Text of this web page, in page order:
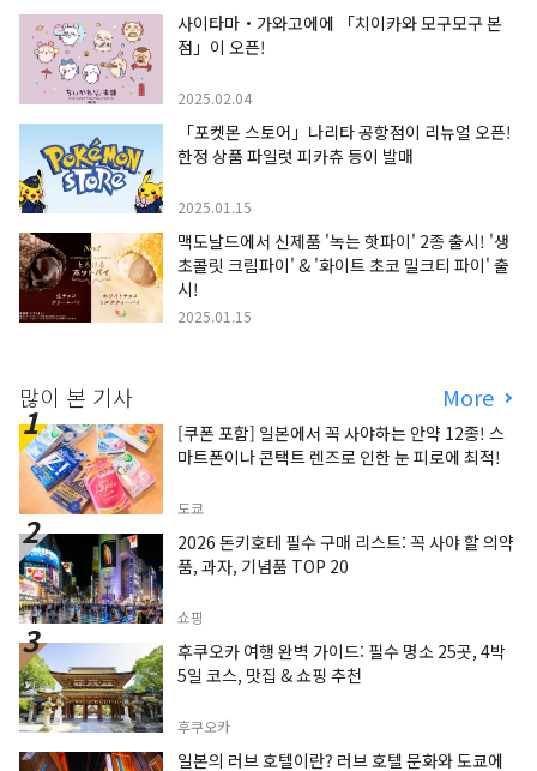
사이타마・가와고에에 「치이카와 모구모구 본
점」이 오픈!
2025.02.04
「포켓몬 스토어」나리타 공항점이 리뉴얼 오픈!
한정 상품 파일럿 피카츄 등이 발매
2025.01.15
맥도날드에서 신제품 '녹는 핫파이' 2종 출시! '생
초콜릿 크림파이' & '화이트 초코 밀크티 파이' 출
시!
2025.01.15
많이 본 기사 More
[쿠폰 포함] 일본에서 꼭 사야하는 안약 12종! 스
마트폰이나 콘택트 렌즈로 인한 눈 피로에 최적!
도쿄
2026 돈키호테 필수 구매 리스트: 꼭 사야 할 의약
품, 과자, 기념품 TOP 20
쇼핑
후쿠오카 여행 완벽 가이드: 필수 명소 25곳, 4박
5일 코스, 맛집 & 쇼핑 추천
후쿠오카
일본의 러브 호텔이란? 러브 호텔 문화와 도쿄에